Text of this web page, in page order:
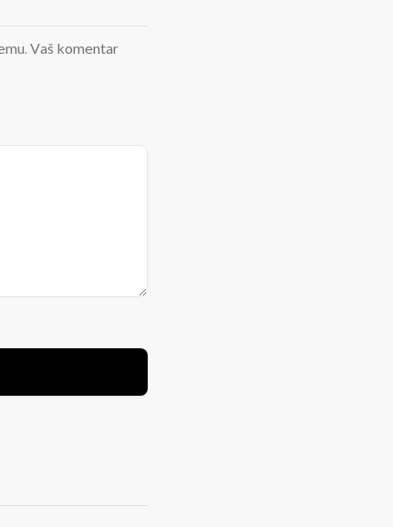
Vaš komentar